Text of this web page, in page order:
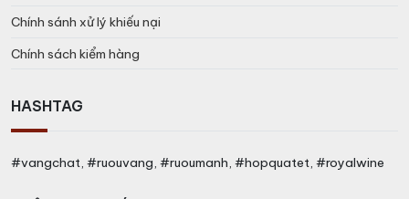
Chính sánh xử lý khiếu nại
Chính sách kiểm hàng
HASHTAG
#vangchat, #ruouvang, #ruoumanh, #hopquatet, #royalwine